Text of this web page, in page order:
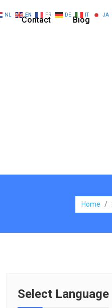
Contact Blog
Home /
Select Language
NL EN FR DE IT JA